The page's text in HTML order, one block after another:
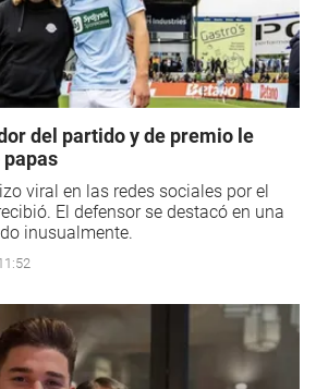
del partido y de premio le
viral en las redes sociales por el
El defensor se destacó en una
inusualmente.